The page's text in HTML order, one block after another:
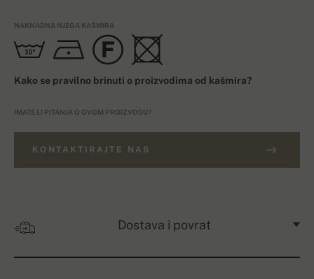
NAKNADNA NJEGA KAŠMIRA
Kako se pravilno brinuti o proizvodima od kašmira?
IMATE LI PITANJA O OVOM PROIZVODU?
KONTAKTIRAJTE NAS
Dostava i povrat